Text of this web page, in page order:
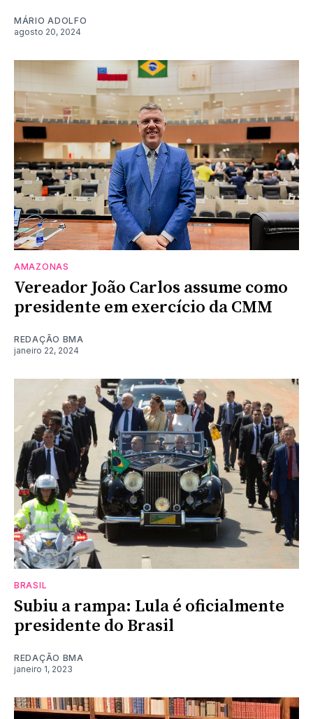
MÁRIO ADOLFO
agosto 20, 2024
AMAZONAS
Vereador João Carlos assume como
presidente em exercício da CMM
REDAÇÃO BMA
janeiro 22, 2024
BRASIL
Subiu a rampa: Lula é oficialmente
presidente do Brasil
REDAÇÃO BMA
janeiro 1, 2023